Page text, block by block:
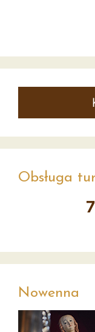
Obsługa
Nowenna